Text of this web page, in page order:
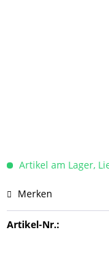
Artikel am Lager,
Merken
Artikel-Nr.: